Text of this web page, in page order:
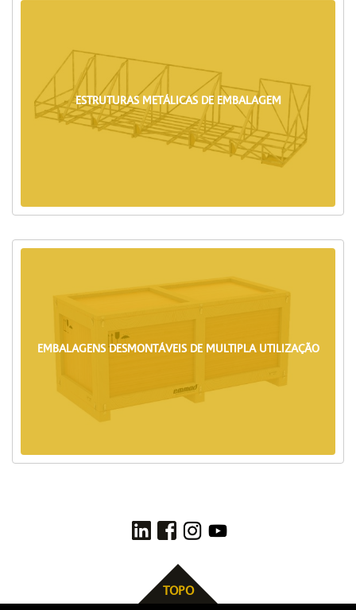
ESTRUTURAS METÁLICAS DE EMBALAGEM
EMBALAGENS DESMONTÁVEIS DE MULTIPLA UTILIZAÇÃO
TOPO